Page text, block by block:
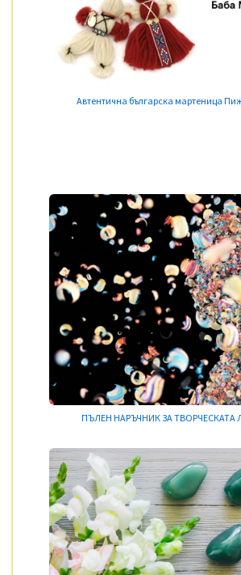
Автентична българска мартеница
ПЪЛЕН НАРЪЧНИК ЗА ТВОРЧЕСКАТА